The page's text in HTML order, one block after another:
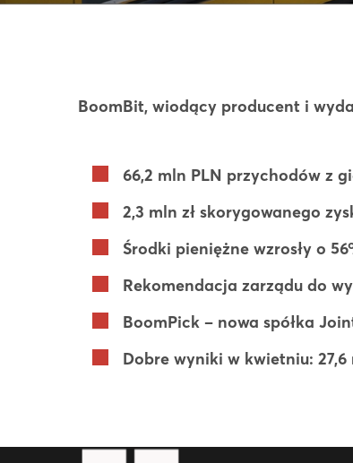
BoomBit, wiodący producent i
66,2 mln PLN przychodów z
2,3 mln zł skorygowanego
Środki pieniężne wzrosły o
Rekomendacja zarządu do
BoomPick – nowa spółka
Dobre wyniki w kwietniu: